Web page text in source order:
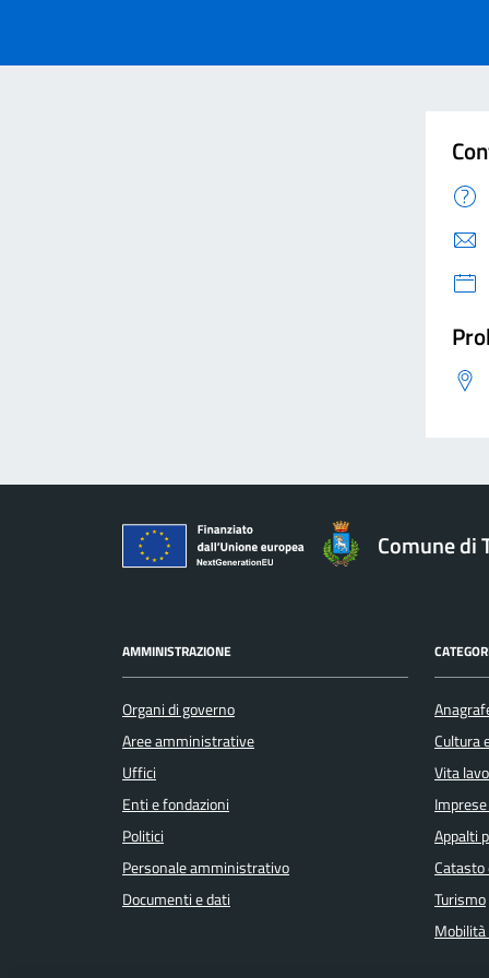
Comune di
AMMINISTRAZIONE
Organi di governo
Aree amministrative
Uffici
Enti e fondazioni
Politici
Personale amministrativo
Documenti e dati
Cultura
Vita
Appalti
Turismo